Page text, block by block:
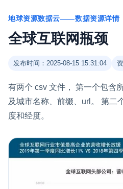
地球资源数据云——数据资源详情
全球互联网瓶颈
发布时间：2025-08-15 15:31:04
有两个 csv 文件， 第一个包含
及城市名称、前缀、url。 第二
度和经度。